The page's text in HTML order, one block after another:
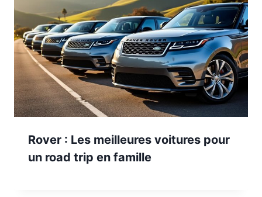
Rover : Les meilleures voitures pour
un road trip en famille